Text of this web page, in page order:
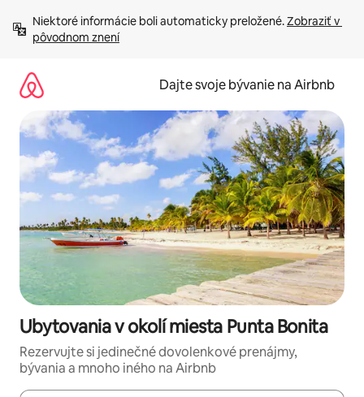
obsah.
Niektoré informácie boli automaticky preložené. Zobraziť v
pôvodnom znení
Dajte svoje bývanie na Airbnb
Ubytovania v okolí miesta Punta Bonita
Rezervujte si jedinečné dovolenkové prenájmy,
bývania a mnoho iného na Airbnb